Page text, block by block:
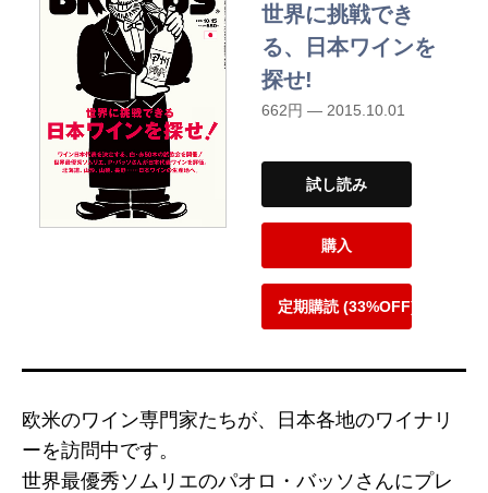
世界に挑戦でき
る、日本ワインを
探せ!
662円 — 2015.10.01
試し読み
購入
定期購読 (33%OFF)
欧米のワイン専門家たちが、日本各地のワイナリ
ーを訪問中です。
世界最優秀ソムリエのパオロ・バッソさんにプレ